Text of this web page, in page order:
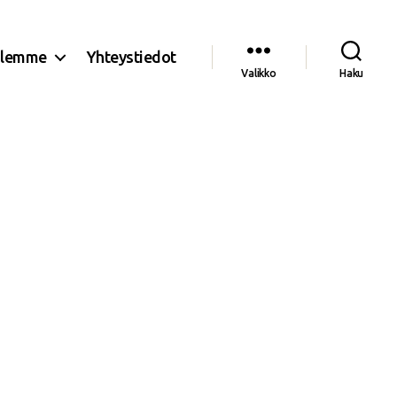
Yhteystiedot
Valikko Haku